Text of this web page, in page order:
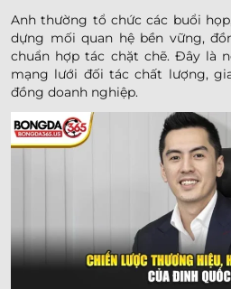
Anh thường tổ chức các buổi
dựng mối quan hệ bền vững,
chuẩn hợp tác chặt chẽ. Đây là
mạng lưới đối tác chất lượng,
đồng doanh nghiệp.